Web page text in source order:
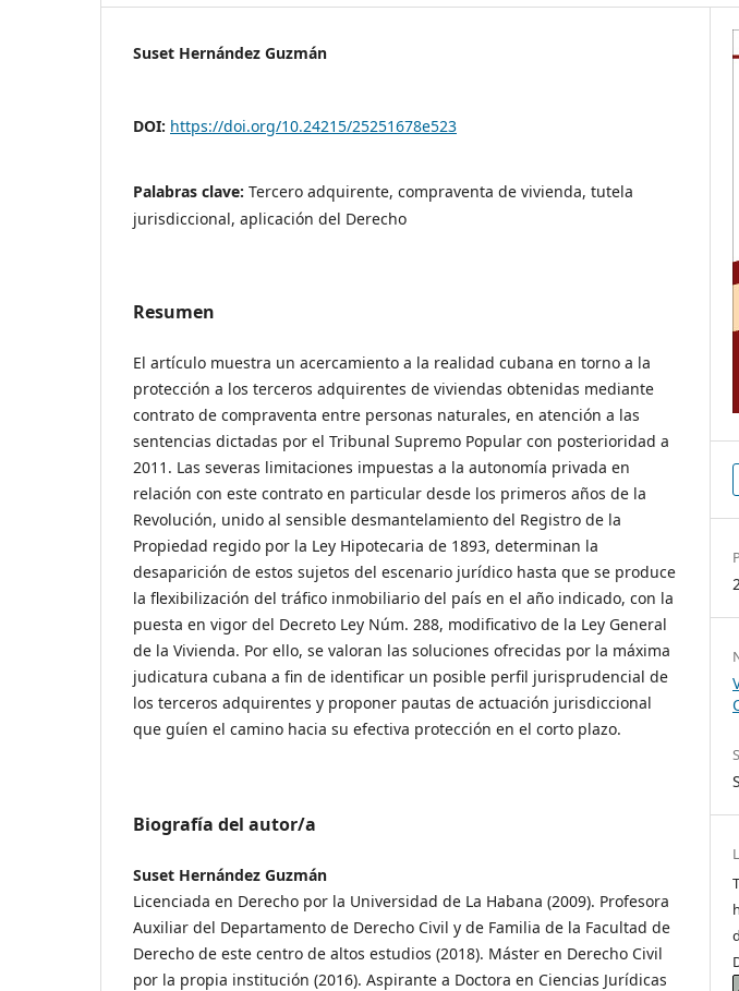
Suset Hernández Guzmán
DOI: https://doi.org/10.24215/25251678e523
Palabras clave: Tercero adquirente, compraventa de vivienda, tutela
jurisdiccional, aplicación del Derecho
Resumen
El artículo muestra un acercamiento a la realidad cubana en torno a la
protección a los terceros adquirentes de viviendas obtenidas mediante
contrato de compraventa entre personas naturales, en atención a las
sentencias dictadas por el Tribunal Supremo Popular con posterioridad a
2011. Las severas limitaciones impuestas a la autonomía privada en
relación con este contrato en particular desde los primeros años de la
Revolución, unido al sensible desmantelamiento del Registro de la
Propiedad regido por la Ley Hipotecaria de 1893, determinan la
desaparición de estos sujetos del escenario jurídico hasta que se produce
la flexibilización del tráfico inmobiliario del país en el año indicado, con la
puesta en vigor del Decreto Ley Núm. 288, modificativo de la Ley General
de la Vivienda. Por ello, se valoran las soluciones ofrecidas por la máxima
judicatura cubana a fin de identificar un posible perfil jurisprudencial de
los terceros adquirentes y proponer pautas de actuación jurisdiccional
que guíen el camino hacia su efectiva protección en el corto plazo.
Biografía del autor/a
Suset Hernández Guzmán
Licenciada en Derecho por la Universidad de La Habana (2009). Profesora
Auxiliar del Departamento de Derecho Civil y de Familia de la Facultad de
Derecho de este centro de altos estudios (2018). Máster en Derecho Civil
por la propia institución (2016). Aspirante a Doctora en Ciencias Jurídicas